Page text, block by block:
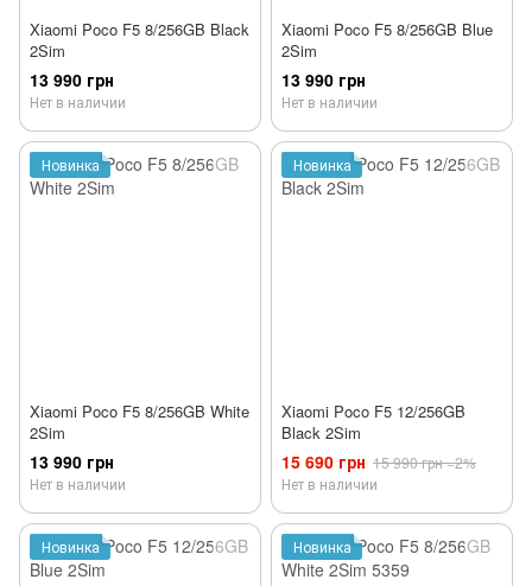
Xiaomi Poco F5 8/256GB Black
2Sim
13 990 грн
Нет в наличии
Xiaomi Poco F5 8/256GB Blue
2Sim
13 990 грн
Нет в наличии
Новинка
Xiaomi Poco F5 8/256GB White
2Sim
13 990 грн
Нет в наличии
Новинка
Xiaomi Poco F5 12/256GB
Black 2Sim
15 690 грн 15 990 грн−2%
Нет в наличии
Новинка Новинка